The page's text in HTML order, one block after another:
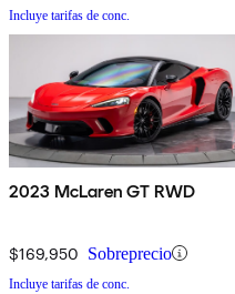
Incluye tarifas de conc.
2023 McLaren GT RWD
$169,950 Sobreprecio
Incluye tarifas de conc.